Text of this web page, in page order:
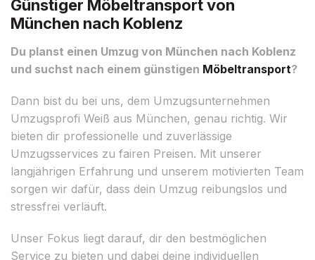
Günstiger Möbeltransport von
München nach Koblenz
Du planst einen Umzug von München nach Koblenz
und suchst nach einem günstigen Möbeltransport?
Dann bist du bei uns, dem Umzugsunternehmen
Umzugsprofi Weiß aus München, genau richtig. Wir
bieten dir professionelle und zuverlässige
Umzugsservices zu fairen Preisen. Mit unserer
langjährigen Erfahrung und unserem motivierten Team
sorgen wir dafür, dass dein Umzug reibungslos und
stressfrei verläuft.
Unser Fokus liegt darauf, dir den bestmöglichen
Service zu bieten und dabei deine individuellen